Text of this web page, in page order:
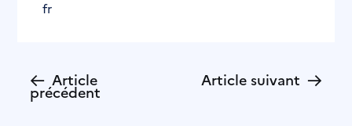
fr
← Article
précédent
Article suivant →